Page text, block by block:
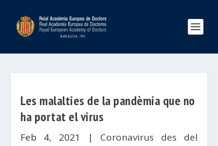
Les malalties de la pandèmia que no
ha portat el virus
Feb 4, 2021 | Coronavirus des del